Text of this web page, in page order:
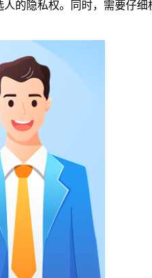
的隐私权。同时，需要仔